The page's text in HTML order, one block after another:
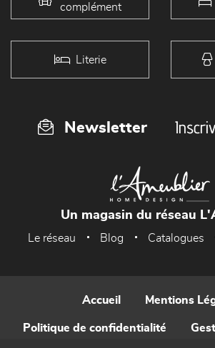
complément
Literie
Newsletter
Un magasin du réseau
Le réseau Blog Catalogues
Accueil Mentions
Politique de confidentialité